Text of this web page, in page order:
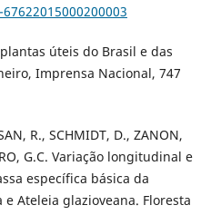
úteis do Brasil e das
Imprensa Nacional, 747
R., SCHMIDT, D., ZANON,
G.C. Variação longitudinal e
específica básica da
Ateleia glazioveana. Floresta